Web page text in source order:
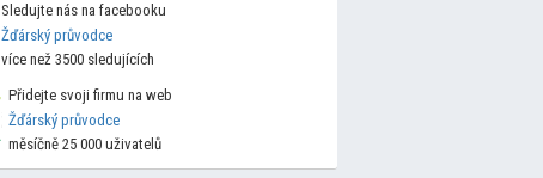
Sledujte nás na facebooku
Žďárský průvodce
více než 3500 sledujících
Přidejte svoji firmu na web
Žďárský průvodce
měsíčně 25 000 uživatelů